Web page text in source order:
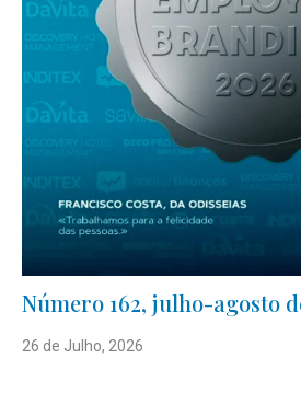
Número 162, julho-agosto
26 de Julho, 2026